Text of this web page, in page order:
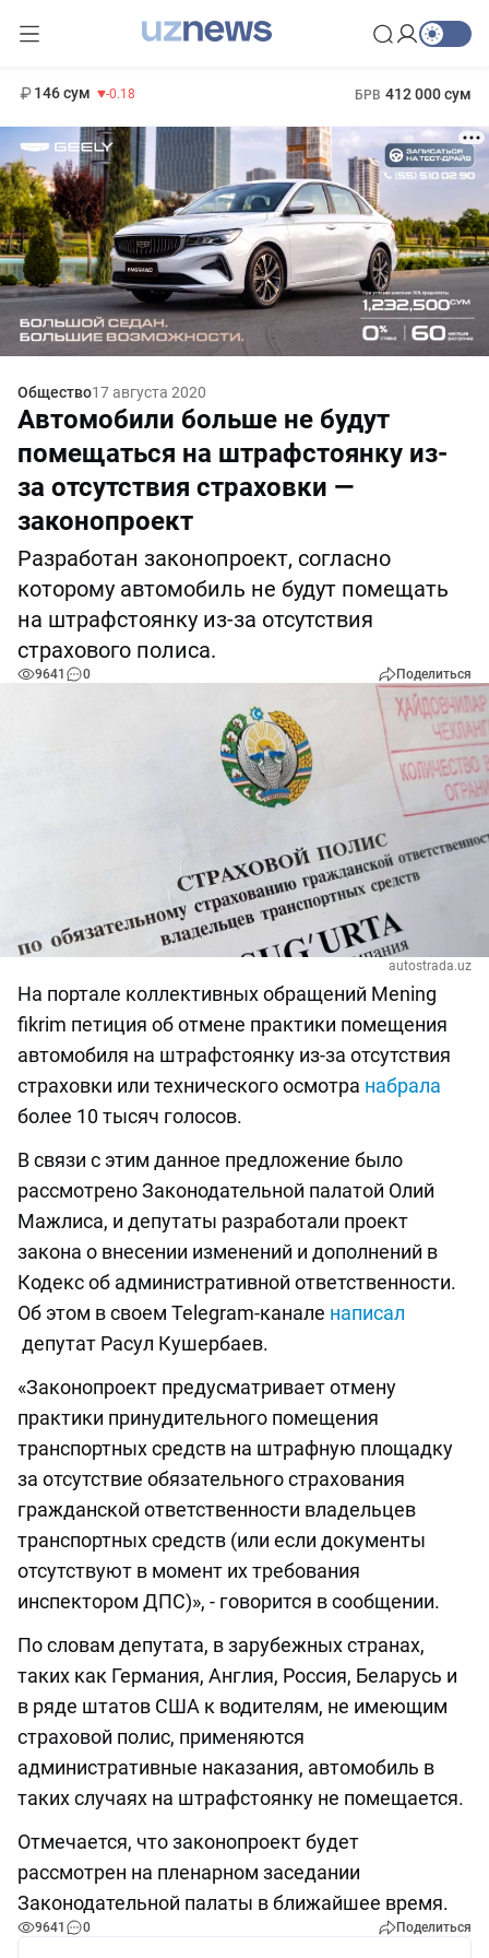
146 сум -0.18 БРВ 412 000 сум
Общество17 августа 2020
Автомобили больше не будут
помещаться на штрафстоянку из-
за отсутствия страховки —
законопроект
Разработан законопроект, согласно
которому автомобиль не будут помещать
на штрафстоянку из-за отсутствия
страхового полиса.
9641 0 Поделиться
autostrada.uz
На портале коллективных обращений Mening
fikrim петиция об отмене практики помещения
автомобиля на штрафстоянку из-за отсутствия
страховки или технического осмотра набрала
более 10 тысяч голосов.
В связи с этим данное предложение было
рассмотрено Законодательной палатой Олий
Мажлиса, и депутаты разработали проект
закона о внесении изменений и дополнений в
Кодекс об административной ответственности.
Об этом в своем Telegram-канале написал
депутат Расул Кушербаев.
«Законопроект предусматривает отмену
практики принудительного помещения
транспортных средств на штрафную площадку
за отсутствие обязательного страхования
гражданской ответственности владельцев
транспортных средств (или если документы
отсутствуют в момент их требования
инспектором ДПС)», - говорится в сообщении.
По словам депутата, в зарубежных странах,
таких как Германия, Англия, Россия, Беларусь и
в ряде штатов США к водителям, не имеющим
страховой полис, применяются
административные наказания, автомобиль в
таких случаях на штрафстоянку не помещается.
Отмечается, что законопроект будет
рассмотрен на пленарном заседании
Законодательной палаты в ближайшее время.
9641 0 Поделиться